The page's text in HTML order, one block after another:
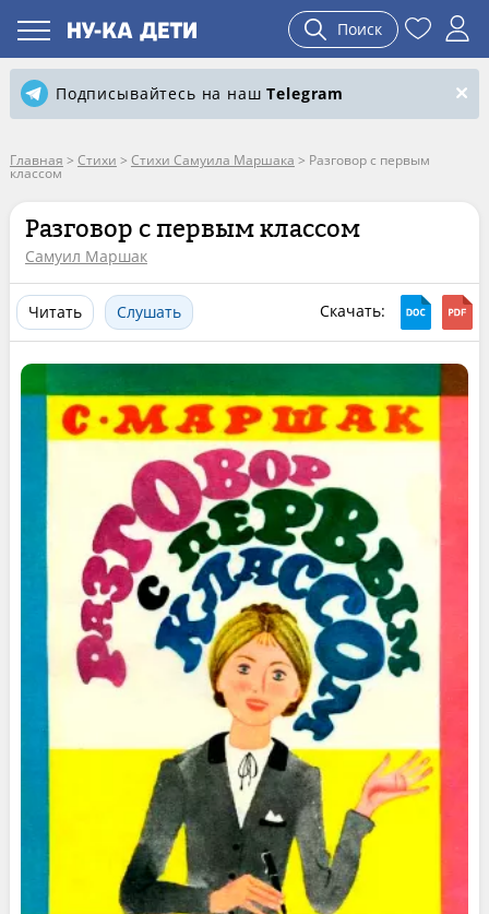
Поиск
Подписывайтесь на нашTelegram
Главная > Стихи > Стихи Самуила Маршака > Разговор с первым
классом
Разговор с первым классом
Самуил Маршак
Читать Слушать Скачать: